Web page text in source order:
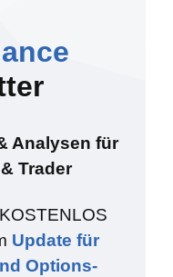
Analysen für
Trader
Update für
Options-